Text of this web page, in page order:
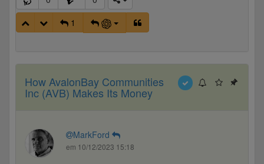
1
How AvalonBay Communities
Inc (AVB) Makes Its Money
MarkFord
em 10/12/2023 15:18